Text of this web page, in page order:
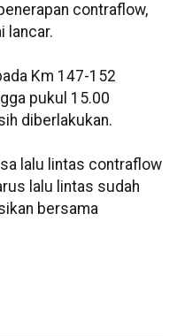
contraflow,
lancar.
Km 147-152
pukul 15.00
diberlakukan.
lalu lintas contraflow
lalu lintas sudah
bersama